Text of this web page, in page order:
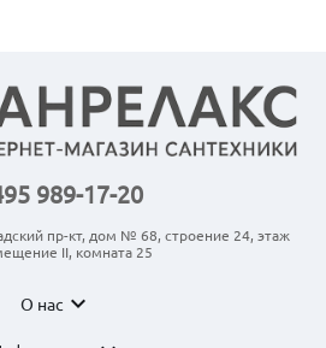
989-17-20
пр-кт, дом № 68, строение 24, этаж
II, комната 25
О нас expand_more